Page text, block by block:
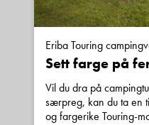
Eriba Touring
Sett farge på
Vil du dra på
særpreg, kan du ta en
og fargerike Touring-